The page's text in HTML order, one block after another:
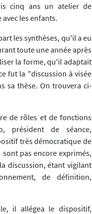
cinq ans un atelier de
les enfants.
les synthèses, qu'il a eu
toute une année après
la forme, qu'il adaptait
fut la "discussion à visée
sa thèse. On trouvera ci-
de rôles et de fonctions
président de séance,
très démocratique de
pas encore exprimés,
discussion, étant vigilant
de définition,
il allégea le dispositif,